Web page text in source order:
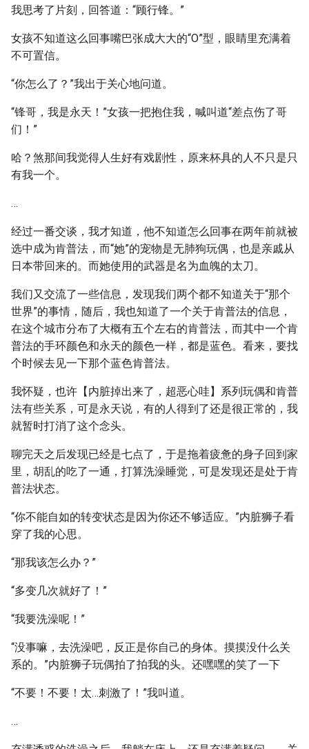
我思考了片刻，回答道：“顾行锋。”
女孩不知道这么回事嘴巴张成大大的“O”型，眼睛里充满着
不可置信。
“你怎么了？”我出于关心地问道。
“锋哥，我是永天！”女孩一把抱住我，喊叫道“差点伤了哥
们！”
哈？煞那间我觉得人生好有戏剧性，原来杯具的人不只是只
有我一个。
…
经过一番交谈，我才知道，他不知道怎么回事在两年前就被
选中成为肯普法，而“她”的宠物是无肺狗玩偶，也是亲戚从
日本带回来的。而她使用的武器是名为血魄的太刀。
我们又交流了一些信息，发现我们两个都不知道关于“那个
世界”的事情，随后，我也知道了一个关于肯普法的信息，
在这个城市分布了大概有五个左右的肯普法，而其中一个肯
普法的手环颜色和永天的颜色一样，都是蓝色。看来，要找
个时候去见一下那个蓝色肯普法。
我怀疑，也许【内脏掉出来了，超恶心哇】系列玩偶和肯普
法有些关系，可是永天说，有的人得到了还是很正常的，我
就暂时打消了这个念头。
聊完天之后发现已经是七点了，于是拖着疲惫的身子回到家
里，胡乱的吃了一通，打算洗澡睡觉，可是发现还是处于肯
普法状态。
“你不能自如的转变状态是因为你还不够适应。”内脏狮子看
穿了我的心思。
“那我该怎么办？”
“多变几次就好了！”
“我要洗澡呢！”
“没事嘛，去洗澡吧，反正是你自己的身体。摸摸没什么关
系的。”内脏狮子玩偶拍了拍我的头。还嘿嘿的笑了一下
“不要！不要！太…刺激了！”我叫道。
…